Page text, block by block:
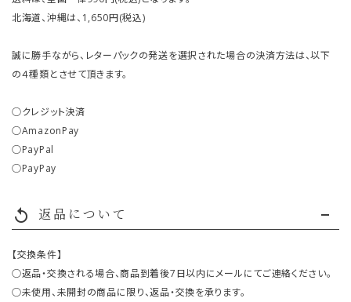
北海道、沖縄は、1,650円(税込)
誠に勝手ながら、レターパックの発送を選択された場合の決済方法は、以下
の４種類とさせて頂きます。
○クレジット決済
○AmazonPay
○PayPal
○PayPay
replay 返品について
【交換条件】
○返品・交換される場合、商品到着後7日以内にメールにてご連絡ください。
○未使用、未開封の商品に限り、返品・交換を承ります。